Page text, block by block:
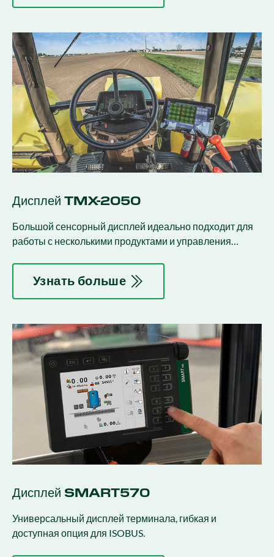
Дисплей TMX-2050
Большой сенсорный дисплей идеально подходит для
работы с несколькими продуктами и управления
Узнать больше
Дисплей SMART570
Универсальный дисплей терминала, гибкая и
доступная опция для ISOBUS.